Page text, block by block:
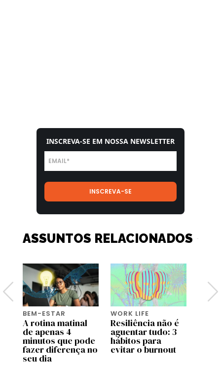
INSCREVA-SE EM NOSSA NEWSLETTER
ASSUNTOS RELACIONADOS
BEM-ESTAR
A rotina matinal
de apenas 4
minutos que pode
fazer diferença no
seu dia
WORK LIFE
Resiliência não é
aguentar tudo: 3
hábitos para
evitar o burnout